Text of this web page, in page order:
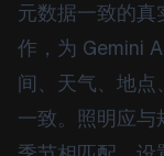
元数据一致的真
作，为 Gemini
间、天气、地点
一致。照明应与